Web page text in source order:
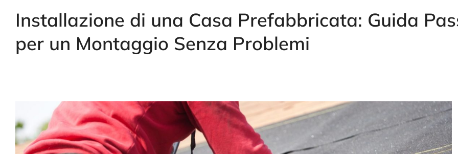
Installazione di una Casa Prefabbricata: Guida
per un Montaggio Senza Problemi